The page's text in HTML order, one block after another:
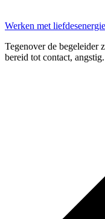
Werken met
Tegenover de begeleider
bereid tot contact,